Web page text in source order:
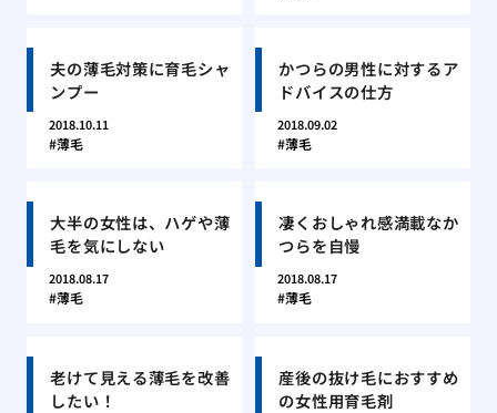
夫の薄毛対策に育毛シャ
ンプー
2018.10.11
薄毛
かつらの男性に対するア
ドバイスの仕方
2018.09.02
薄毛
大半の女性は、ハゲや薄
毛を気にしない
2018.08.17
薄毛
凄くおしゃれ感満載なか
つらを自慢
2018.08.17
薄毛
老けて見える薄毛を改善
したい！
産後の抜け毛におすすめ
の女性用育毛剤